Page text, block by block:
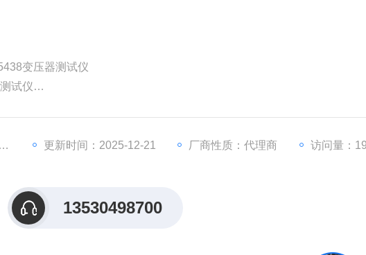
变压器测试仪
试仪
试仪
更新时间：2025-12-21 厂商性质：代理商 访问量：
13530498700